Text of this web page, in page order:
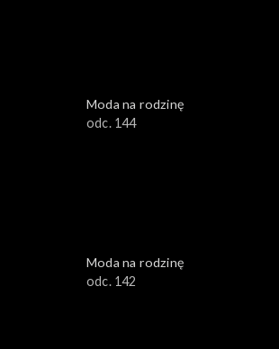
Moda na rodzinę
odc. 144
Moda na rodzinę
odc. 142